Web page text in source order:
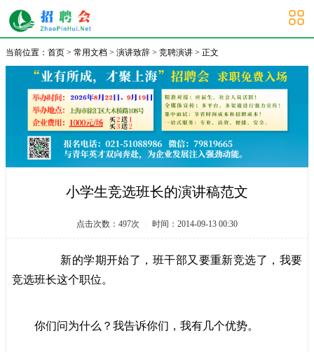
大学生招聘会
当前位置： 首页 > 常用文档 > 演讲致辞 > 竞聘演讲 > 正文
小学生竞选班长的演讲稿范文
点击次数： 497次 时间：2014-09-13 00:30
新的学期开始了，班干部又要重新竞选了，我要
竞选班长这个职位。
你们问为什么？我告诉你们，我有几个优势。